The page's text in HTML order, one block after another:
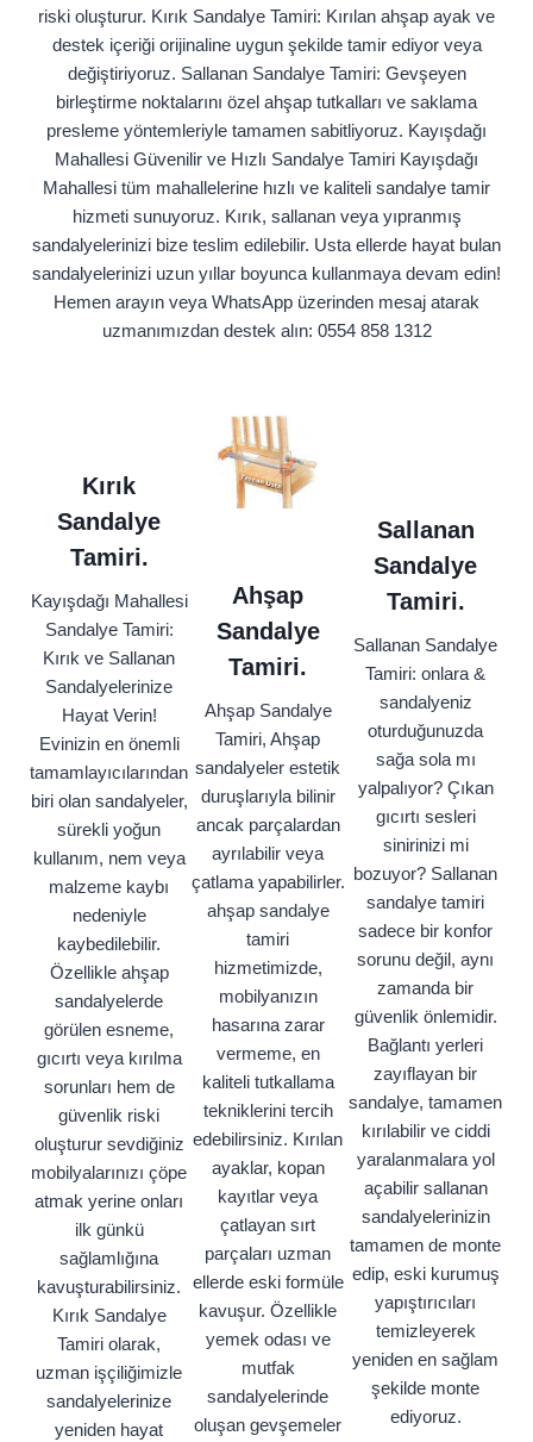
riski oluşturur. Kırık Sandalye Tamiri: Kırılan ahşap ayak ve
destek içeriği orijinaline uygun şekilde tamir ediyor veya
değiştiriyoruz. Sallanan Sandalye Tamiri: Gevşeyen
birleştirme noktalarını özel ahşap tutkalları ve saklama
presleme yöntemleriyle tamamen sabitliyoruz. Kayışdağı
Mahallesi Güvenilir ve Hızlı Sandalye Tamiri Kayışdağı
Mahallesi tüm mahallelerine hızlı ve kaliteli sandalye tamir
hizmeti sunuyoruz. Kırık, sallanan veya yıpranmış
sandalyelerinizi bize teslim edilebilir. Usta ellerde hayat bulan
sandalyelerinizi uzun yıllar boyunca kullanmaya devam edin!
Hemen arayın veya WhatsApp üzerinden mesaj atarak
uzmanımızdan destek alın: 0554 858 1312
Kırık
Sandalye
Tamiri.
Kayışdağı Mahallesi
Sandalye Tamiri:
Kırık ve Sallanan
Sandalyelerinize
Hayat Verin!
Evinizin en önemli
tamamlayıcılarından
biri olan sandalyeler,
sürekli yoğun
kullanım, nem veya
malzeme kaybı
nedeniyle
kaybedilebilir.
Özellikle ahşap
sandalyelerde
görülen esneme,
gıcırtı veya kırılma
sorunları hem de
güvenlik riski
oluşturur sevdiğiniz
mobilyalarınızı çöpe
atmak yerine onları
ilk günkü
sağlamlığına
kavuşturabilirsiniz.
Kırık Sandalye
Tamiri olarak,
uzman işçiliğimizle
sandalyelerinize
yeniden hayat
Ahşap
Sandalye
Tamiri.
Ahşap Sandalye
Tamiri, Ahşap
sandalyeler estetik
duruşlarıyla bilinir
ancak parçalardan
ayrılabilir veya
çatlama yapabilirler.
ahşap sandalye
tamiri
hizmetimizde,
mobilyanızın
hasarına zarar
vermeme, en
kaliteli tutkallama
tekniklerini tercih
edebilirsiniz. Kırılan
ayaklar, kopan
kayıtlar veya
çatlayan sırt
parçaları uzman
ellerde eski formüle
kavuşur. Özellikle
yemek odası ve
mutfak
sandalyelerinde
oluşan gevşemeler
Sallanan
Sandalye
Tamiri.
Sallanan Sandalye
Tamiri: onlara &
sandalyeniz
oturduğunuzda
sağa sola mı
yalpalıyor? Çıkan
gıcırtı sesleri
sinirinizi mi
bozuyor? Sallanan
sandalye tamiri
sadece bir konfor
sorunu değil, aynı
zamanda bir
güvenlik önlemidir.
Bağlantı yerleri
zayıflayan bir
sandalye, tamamen
kırılabilir ve ciddi
yaralanmalara yol
açabilir sallanan
sandalyelerinizin
tamamen de monte
edip, eski kurumuş
yapıştırıcıları
temizleyerek
yeniden en sağlam
şekilde monte
ediyoruz.